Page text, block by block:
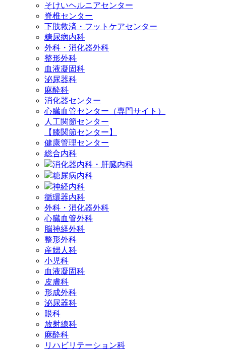
そけいヘルニアセンター
脊椎センター
下肢救済・フットケアセンター
糖尿病内科
外科・消化器外科
整形外科
血液凝固科
泌尿器科
麻酔科
消化器センター
心臓血管センター（専門サイト）
人工関節センター
【膝関節センター】
健康管理センター
総合内科
消化器内科・肝臓内科
糖尿病内科
神経内科
循環器内科
外科・消化器外科
心臓血管外科
脳神経外科
整形外科
産婦人科
小児科
血液凝固科
皮膚科
形成外科
泌尿器科
眼科
放射線科
麻酔科
リハビリテーション科